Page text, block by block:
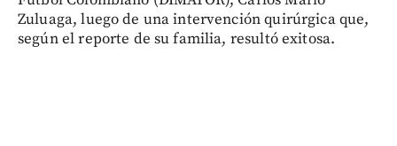
Zuluaga, luego de una intervención quirúrgica que,
según el reporte de su familia, resultó exitosa.